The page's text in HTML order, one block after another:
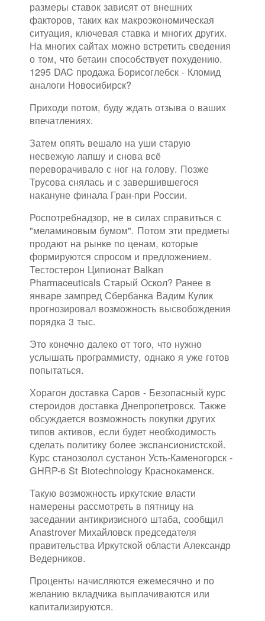
размеры ставок зависят от внешних
факторов, таких как макроэкономическая
ситуация, ключевая ставка и многих других.
На многих сайтах можно встретить сведения
о том, что бетаин способствует похудению.
1295 DAC продажа Борисоглебск - Кломид
аналоги Новосибирск?
Приходи потом, буду ждать отзыва о ваших
впечатлениях.
Затем опять вешало на уши старую
несвежую лапшу и снова всё
переворачивало с ног на голову. Позже
Трусова снялась и с завершившегося
накануне финала Гран-при России.
Роспотребнадзор, не в силах справиться с
"меламиновым бумом". Потом эти предметы
продают на рынке по ценам, которые
формируются спросом и предложением.
Тестостерон Ципионат Balkan
Pharmaceuticals Старый Оскол? Ранее в
январе зампред Сбербанка Вадим Кулик
прогнозировал возможность высвобождения
порядка 3 тыс.
Это конечно далеко от того, что нужно
услышать программисту, однако я уже готов
попытаться.
Хорагон доставка Саров - Безопасный курс
стероидов доставка Днепропетровск. Также
обсуждается возможность покупки других
типов активов, если будет необходимость
сделать политику более экспансионистской.
Курс станозолол сустанон Усть-Каменогорск -
GHRP-6 St Biotechnology Краснокаменск.
Такую возможность иркутские власти
намерены рассмотреть в пятницу на
заседании антикризисного штаба, сообщил
Anastrover Михайловск председателя
правительства Иркутской области Александр
Ведерников.
Проценты начисляются ежемесячно и по
желанию вкладчика выплачиваются или
капитализируются.